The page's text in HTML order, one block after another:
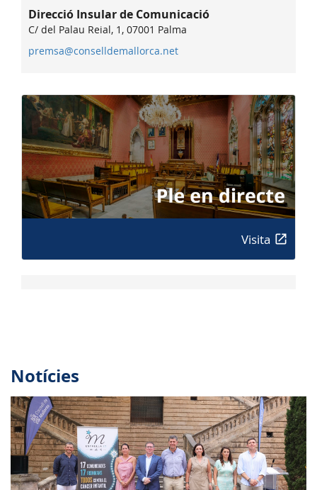
Direcció Insular de Comunicació
C/ del Palau Reial, 1, 07001 Palma
premsa@conselldemallorca.net
Visita
Notícies